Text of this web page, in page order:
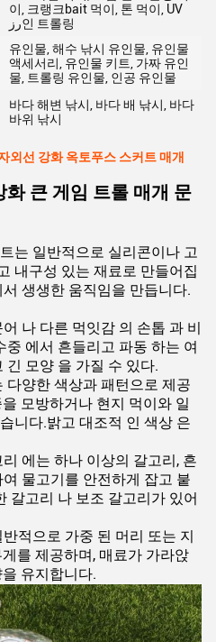
이, 크랭크bait 먹이, 톤 먹이, UV
رز인 트롤링
유인물, 해수 낚시 유인물, 유인물
액세서리, 유인물 키트, 가짜 유인
물, 트롤링 유인물, 인공 유인물
바다 해변 낚시, 바다 배 낚시, 바다
바위 낚시
외선 강화 옥토푸스 스커트 매개
큰 게임 트롤 매개 문
는 일반적으로 실리콘이나 고
내구성 있는 재료로 만들어집
생생한 움직임을 만듭니다.
나 다른 먹잇감 의 손톱 과 비
중 에서 흔들리고 파동 하는 여
긴 모양 을 가질 수 있다.
다양한 색상과 패턴으로 제공
모방하거나 현지 먹이와 일
니다.밝고 대조적 인 색상 은
에는 하나 이상의 갈고리, 흔
물고기를 안전하게 잡고 붙
갈고리 나 보조 갈고리가 있어
적으로 가중 된 머리 또는 지
를 제공하며, 매료가 가라앉
유지합니다.